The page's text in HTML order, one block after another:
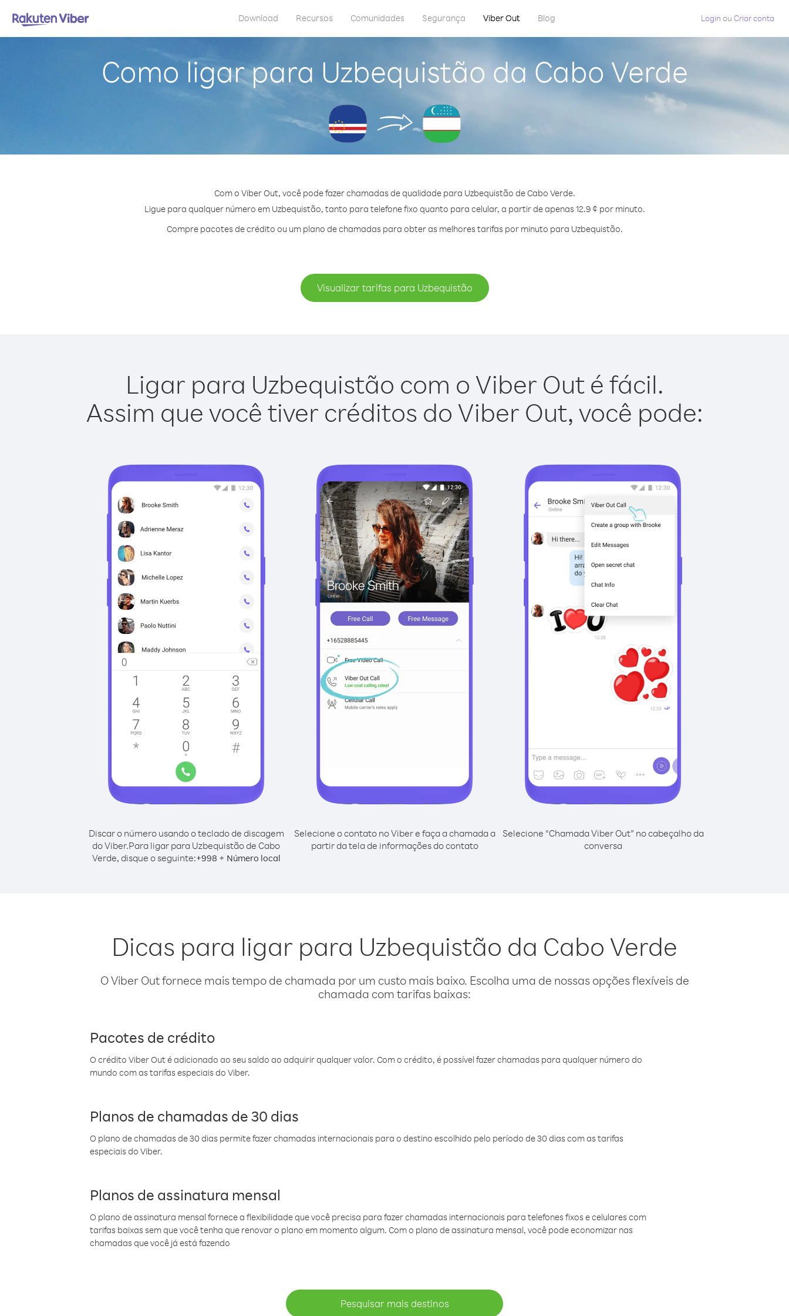
Download Recursos Comunidades Segurança Viber Out Blog Login ou Criar conta
Como ligar para Uzbequistão da Cabo Verde
Com o Viber Out, você pode fazer chamadas de qualidade para Uzbequistão de Cabo Verde.
Ligue para qualquer número em Uzbequistão, tanto para telefone fixo quanto para celular, a partir de apenas 12.9 ¢ por minuto.
Compre pacotes de crédito ou um plano de chamadas para obter as melhores tarifas por minuto para Uzbequistão.
Visualizar tarifas para Uzbequistão
Ligar para Uzbequistão com o Viber Out é fácil.
Assim que você tiver créditos do Viber Out, você pode:
Discar o número usando o teclado de discagem
do Viber.Para ligar para Uzbequistão de Cabo
Verde, disque o seguinte:+998 + Número local
Selecione o contato no Viber e faça a chamada a
partir da tela de informações do contato
Selecione “Chamada Viber Out” no cabeçalho da
conversa
Dicas para ligar para Uzbequistão da Cabo Verde
O Viber Out fornece mais tempo de chamada por um custo mais baixo. Escolha uma de nossas opções flexíveis de
chamada com tarifas baixas:
Pacotes de crédito
O crédito Viber Out é adicionado ao seu saldo ao adquirir qualquer valor. Com o crédito, é possível fazer chamadas para qualquer número do
mundo com as tarifas especiais do Viber.
Planos de chamadas de 30 dias
O plano de chamadas de 30 dias permite fazer chamadas internacionais para o destino escolhido pelo período de 30 dias com as tarifas
especiais do Viber.
Planos de assinatura mensal
O plano de assinatura mensal fornece a flexibilidade que você precisa para fazer chamadas internacionais para telefones fixos e celulares com
tarifas baixas sem que você tenha que renovar o plano em momento algum. Com o plano de assinatura mensal, você pode economizar nas
chamadas que você já está fazendo
Pesquisar mais destinos